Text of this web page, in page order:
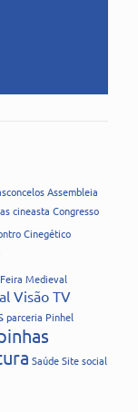
Assembleia
cineasta Congresso
Cinegético
Feira Medieval
Visão TV
parceria Pinhel
SaúdeSitesocial